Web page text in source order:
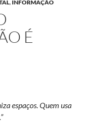
, INFORMAÇÃO
É
espaços. Quem usa